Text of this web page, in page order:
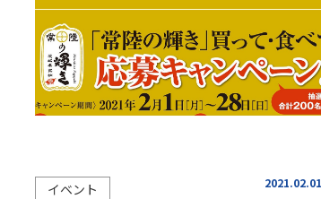
イベント 2021.02.01